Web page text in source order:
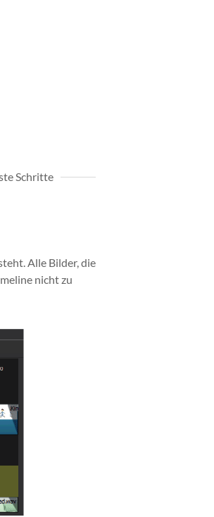
Schritte
Alle Bilder, die
nicht zu